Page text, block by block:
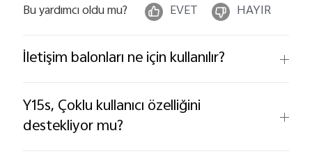
Bu yardımcı oldu mu? EVET HAYIR
İletişim balonları ne için kullanılır?
Y15s, Çoklu kullanıcı özelliğini
destekliyor mu?